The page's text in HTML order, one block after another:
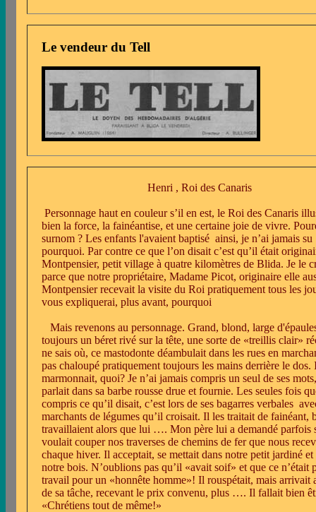
Le vendeur du Tell
Henri , Roi des Canaris
Personnage haut en couleur s’il en est, le Roi des Canaris
bien la force, la fainéantise, et une certaine joie de vivre.
surnom ? Les enfants l'avaient baptisé ainsi, je n’ai jamais su
pourquoi. Par contre ce que l’on disait c’est qu’il était
Montpensier, petit village à quatre kilomètres de Blida. Je le
parce que notre propriétaire, Madame Picot, originaire elle
Montpensier recevait la visite du Roi pratiquement tous les
vous expliquerai, plus avant, pourquoi
Mais revenons au personnage. Grand, blond, large
toujours un béret rivé sur la tête, une sorte de «treillis clair»
ne sais où, ce mastodonte déambulait dans les rues en
pas chaloupé pratiquement toujours les mains derrière le dos.
marmonnait, quoi? Je n’ai jamais compris un seul de ses
parlait dans sa barbe rousse drue et fournie. Les seules fois
compris ce qu’il disait, c’est lors de ses bagarres verbales
marchants de légumes qu’il croisait. Il les traitait de fainéant,
travaillaient alors que lui …. Mon père lui a demandé parfois
voulait couper nos traverses de chemins de fer que nous
chaque hiver. Il acceptait, se mettait dans notre petit jardiné et
notre bois. N’oublions pas qu’il «avait soif» et que ce n’était
travail pour un «honnête homme»! Il rouspétait, mais arrivait
de sa tâche, recevant le prix convenu, plus …. Il fallait bien
«Chrétiens tout de même!»